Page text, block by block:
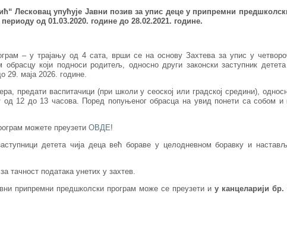
Лесковац упућује Јавни позив за упис деце у припремни
од 01.03.2020. године до 28.02.2021. године.
– у трајању од 4 сата, врши се на основу Захтева за упис у
који подноси родитељ, односно други законски заступник
29. маја 2026. године.
предати васпитачици (при школи у сеоској или градској средини),
од 12 до 13 часова. Поред попуњеног обрасца на увид понети са собом и
можете преузети ОВДЕ!
детета чија деца већ бораве у целодневном боравку и
тачност података унетих у захтев.
припремни предшколски програм може се преузети иу канцеларији бр.